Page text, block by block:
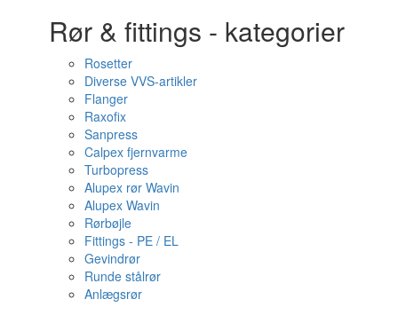
Rør & fittings - kategorier
Rosetter
Diverse VVS-artikler
Flanger
Raxofix
Sanpress
Calpex fjernvarme
Turbopress
Alupex rør Wavin
Alupex Wavin
Rørbøjle
Fittings - PE / EL
Gevindrør
Runde stålrør
Anlægsrør